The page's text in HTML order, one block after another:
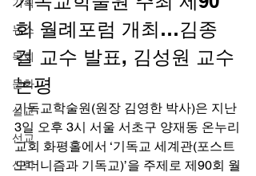
뉴스
목회
문화
설교
선교
신학
회 월례포럼 개최…김종
걸 교수 발표, 김성원 교수
논평
기독교학술원(원장 김영한 박사)은 지난
3일 오후 3시 서울 서초구 양재동 온누리
교회 화평홀에서 ‘기독교 세계관(포스트
모더니즘과 기독교)’을 주제로 제90회 월